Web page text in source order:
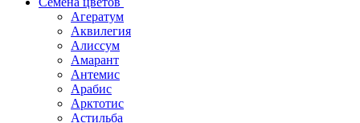
Агератум
Аквилегия
Алиссум
Амарант
Антемис
Арабис
Арктотис
Астильба